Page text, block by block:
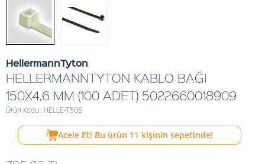
HellermannTyton
HELLERMANNTYTON KABLO BAĞI
150X4,6 MM (100 ADET) 5022660018909
Ürün Kodu : HELLE-T50S
Acele Et! Bu ürün 11 kişinin sepetinde!